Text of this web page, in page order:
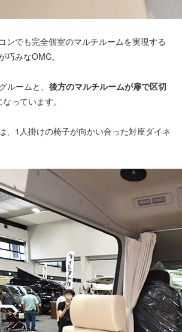
ンでも完全個室のマルチルームを実現する
巧みなOMC。
ルームと、 後方のマルチルームが扉で区切
なっています。
、1人掛けの椅子が向かい合った対座ダイネ